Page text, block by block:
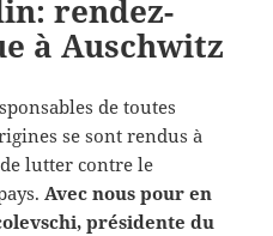
rendez-
à Auschwitz
de toutes
se sont rendus à
lutter contre le
Avec nous pour en
présidente du